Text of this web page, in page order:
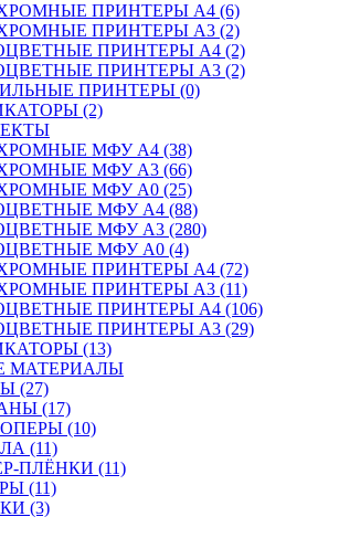
ПРИНТЕРЫ А4 (6)
ПРИНТЕРЫ А3 (2)
ПРИНТЕРЫ А4 (2)
ПРИНТЕРЫ А3 (2)
ПРИНТЕРЫ (0)
(2)
МФУ А4 (38)
МФУ А3 (66)
МФУ А0 (25)
МФУ А4 (88)
МФУ А3 (280)
МФУ А0 (4)
ПРИНТЕРЫ А4 (72)
ПРИНТЕРЫ А3 (11)
ПРИНТЕРЫ А4 (106)
ПРИНТЕРЫ А3 (29)
(13)
МАТЕРИАЛЫ
(27)
(17)
(10)
(11)
ПЛЁНКИ (11)
(11)
(3)